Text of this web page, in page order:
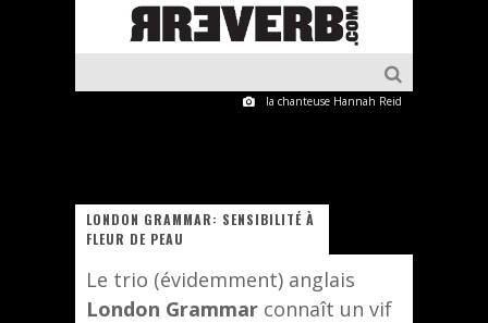
la chanteuse Hannah Reid
LONDON GRAMMAR: SENSIBILITÉ À
FLEUR DE PEAU
Le trio (évidemment) anglais
London Grammar connaît un vif